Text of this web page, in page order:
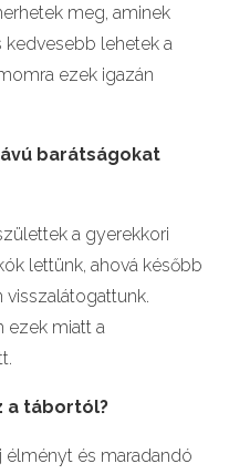
meg, aminek
lehetek a
ezek igazán
barátságokat
a gyerekkori
lettünk, ahová később
ezek miatt a
a tábortól?
élményt és maradandó